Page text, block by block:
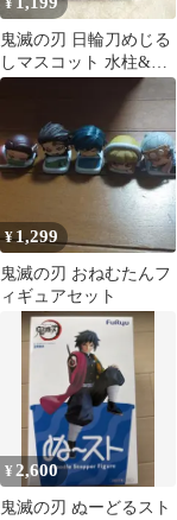
¥
鬼滅の刃 日輪刀めじる
しマスコット 水柱&蟲
柱セット
¥1,299
鬼滅の刃 おねむたんフ
ィギュアセット
¥2,600
鬼滅の刃 ぬーどるスト